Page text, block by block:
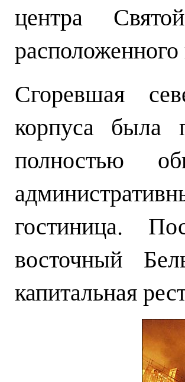
центра
Сгоревшая
корпуса была
полностью
гостиница.
восточный
капитальная